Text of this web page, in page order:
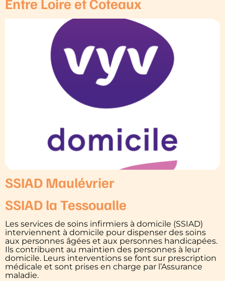
SSIAD Maulévrier
SSIAD la Tessoualle
Les services de soins infirmiers à domicile (SSIAD)
interviennent à domicile pour dispenser des soins
aux personnes âgées et aux personnes handicapées.
Ils contribuent au maintien des personnes à leur
domicile. Leurs interventions se font sur prescription
médicale et sont prises en charge par l’Assurance
maladie.